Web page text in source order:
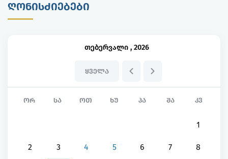
ᲦᲝᲜᲘᲡᲫᲘᲔᲑᲔᲑᲘ
თებერვალი, 2026
ᲧᲕᲔᲚᲐ
ᲝᲠ ᲡᲐ ᲝᲗ ᲮᲣ ᲞᲐ ᲨᲐ ᲙᲕ
1
2 3 4 5 6 7 8